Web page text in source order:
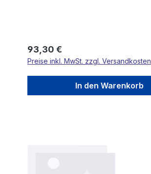
Regulärer Preis:
93,30 €
Preise inkl. MwSt. zzgl. Versandkosten
In den Warenkorb